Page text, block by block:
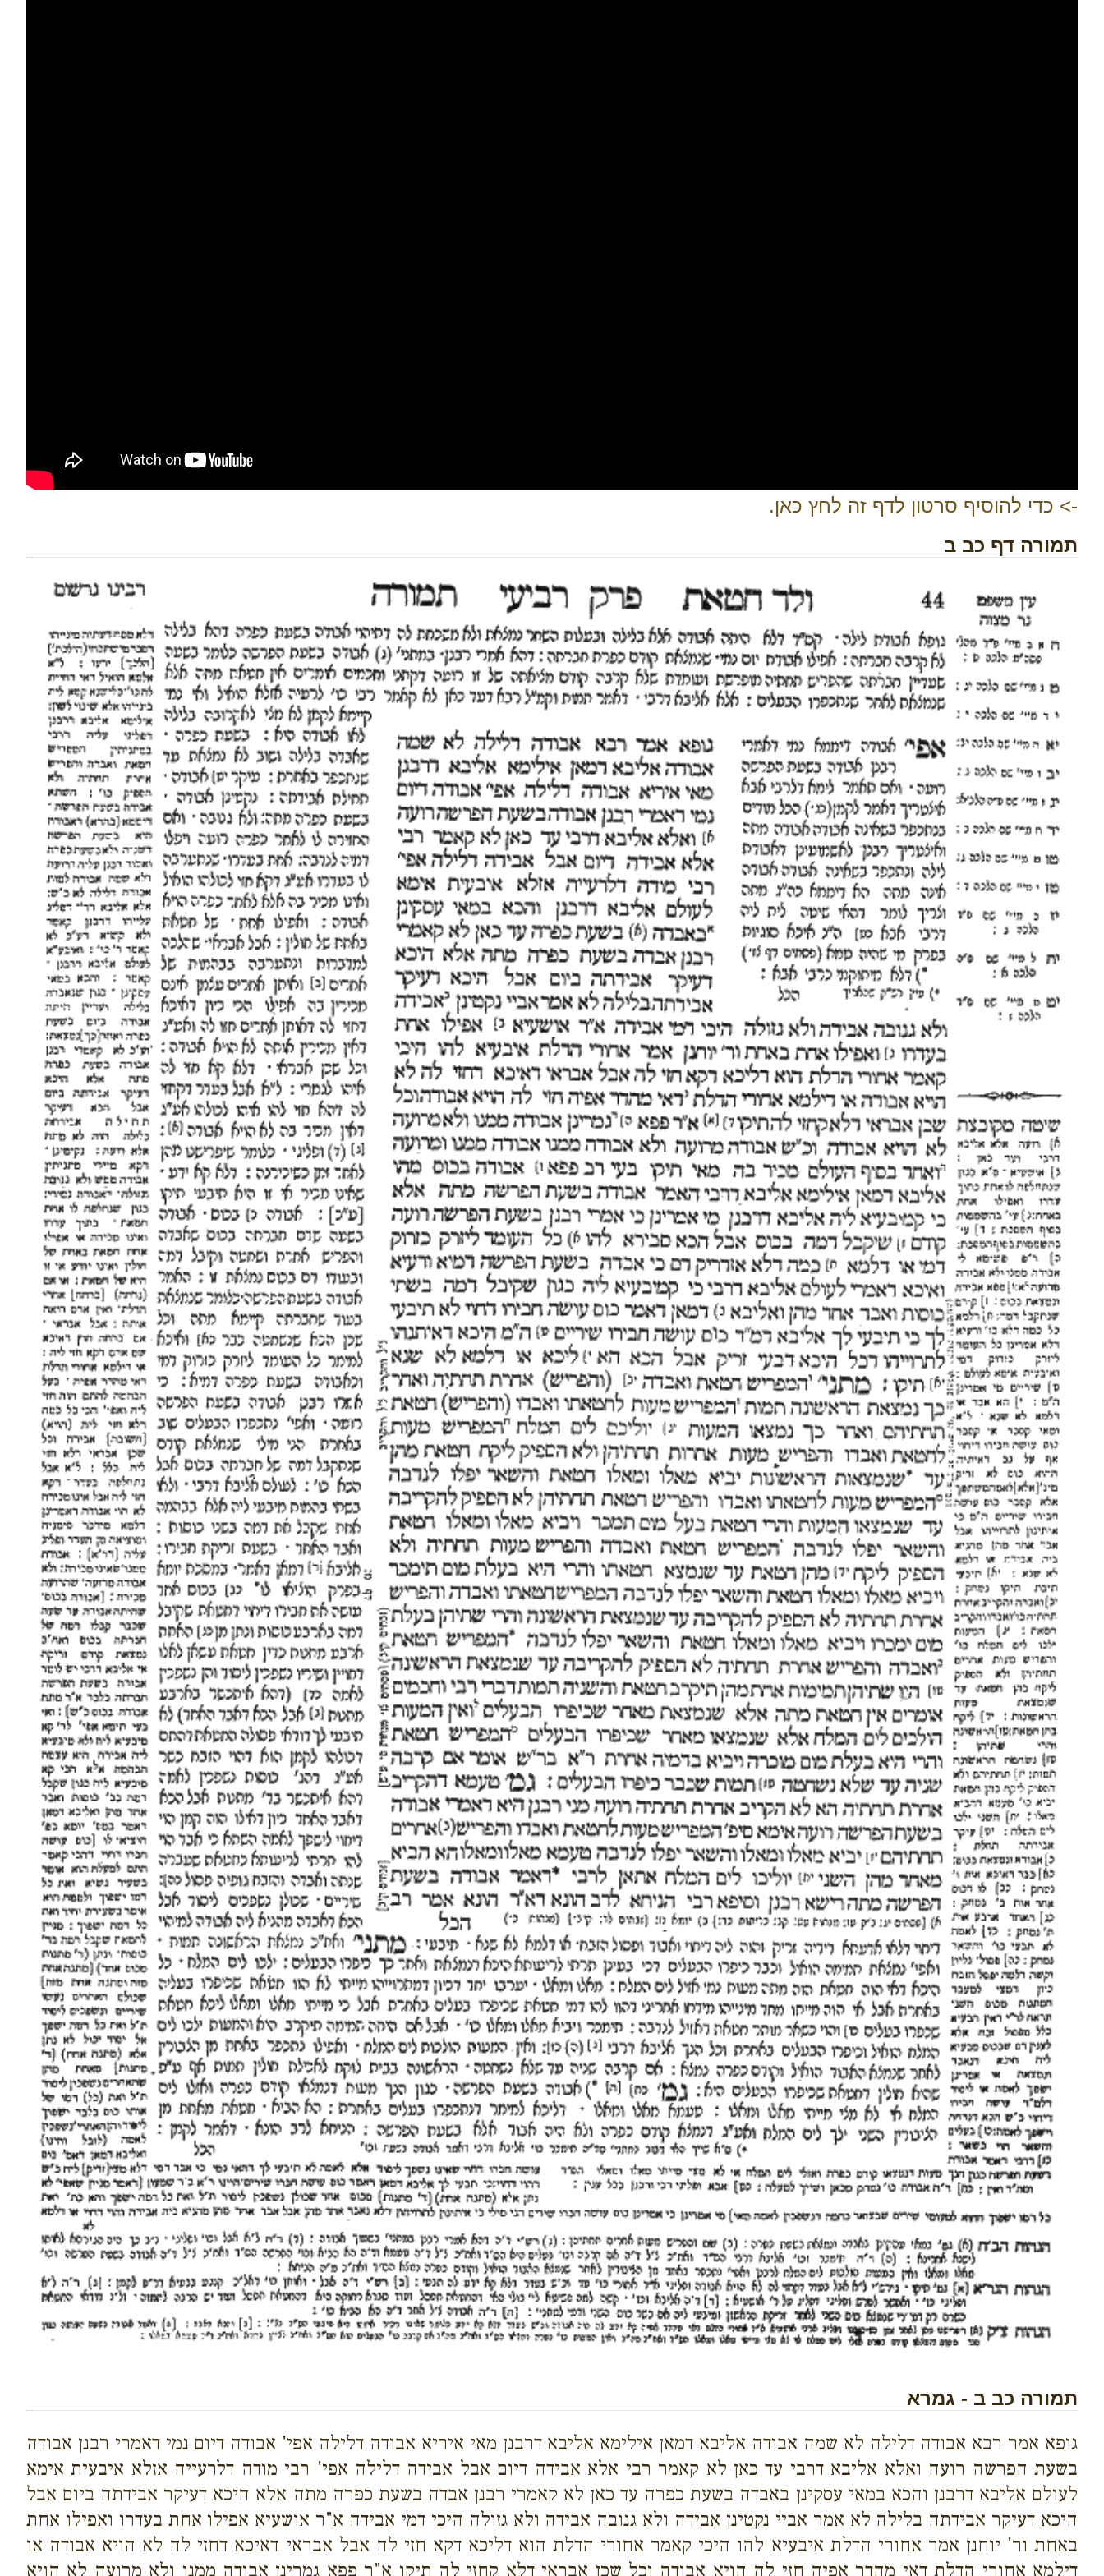
-> כדי להוסיף סרטון לדף זה לחץ כאן.
תמורה דף כב ב
תמורה כב ב - גמרא
גופא אמר רבא אבודה דלילה לא שמה אבודה אליבא דמאן אילימא אליבא דרבנן מאי איריא אבודה דלילה אפי' אבודה דיום נמי דאמרי רבנן אבודה
בשעת הפרשה רועה ואלא אליבא דרבי עד כאן לא קאמר רבי אלא אבידה דיום אבל אבידה דלילה אפי' רבי מודה דלרעייה אזלא איבעית אימא
לעולם אליבא דרבנן והכא במאי עסקינן באבדה בשעת כפרה עד כאן לא קאמרי רבנן אבדה בשעת כפרה מתה אלא היכא דעיקר אבידתה ביום אבל
היכא דעיקר אבידתה בלילה לא אמר אביי נקטינן אבידה ולא גנובה אבידה ולא גזולה היכי דמי אבידה א"ר אושעיא אפילו אחת בעדרו ואפילו אחת
באחת ור' יוחנן אמר אחורי הדלת איבעיא להו היכי קאמר אחורי הדלת הוא דליכא דקא חזי לה אבל אבראי דאיכא דחזי לה לא הויא אבודה או
דילמא אחורי הדלת דאי מהדר אפיה חזי לה הויא אבודה וכל שכן אבראי דלא קחזי לה תיקו א"ר פפא גמרינן אבודה ממנו ולא מרועה לא הויא